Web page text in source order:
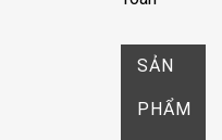
SẢN
PHẨM